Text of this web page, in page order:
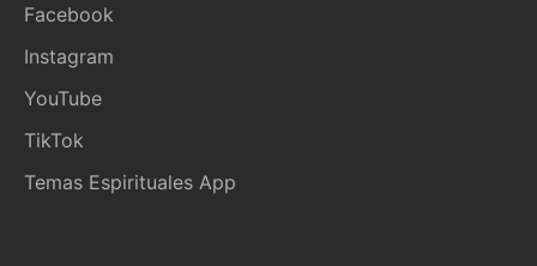
Facebook
Instagram
YouTube
TikTok
Temas Espirituales App